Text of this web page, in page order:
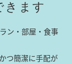
きます
ン・部屋・食事
つ簡潔に手配が